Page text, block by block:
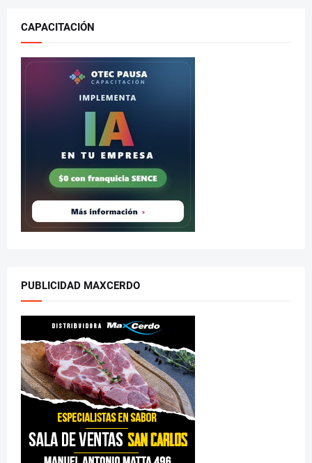
CAPACITACIÓN
PUBLICIDAD MAXCERDO